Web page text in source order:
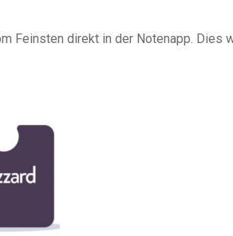
Feinsten direkt in der Notenapp. Dies